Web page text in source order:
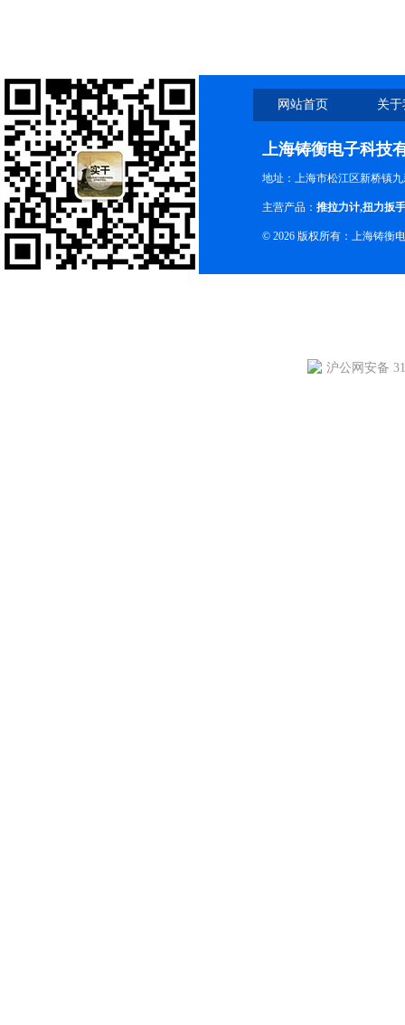
网站首页 关
上海铸衡电子科技
地址：上海市松江区新桥镇
主营产品： 推拉力计,扭力扳手
© 2026 版权所有：上海铸衡
沪公网安备